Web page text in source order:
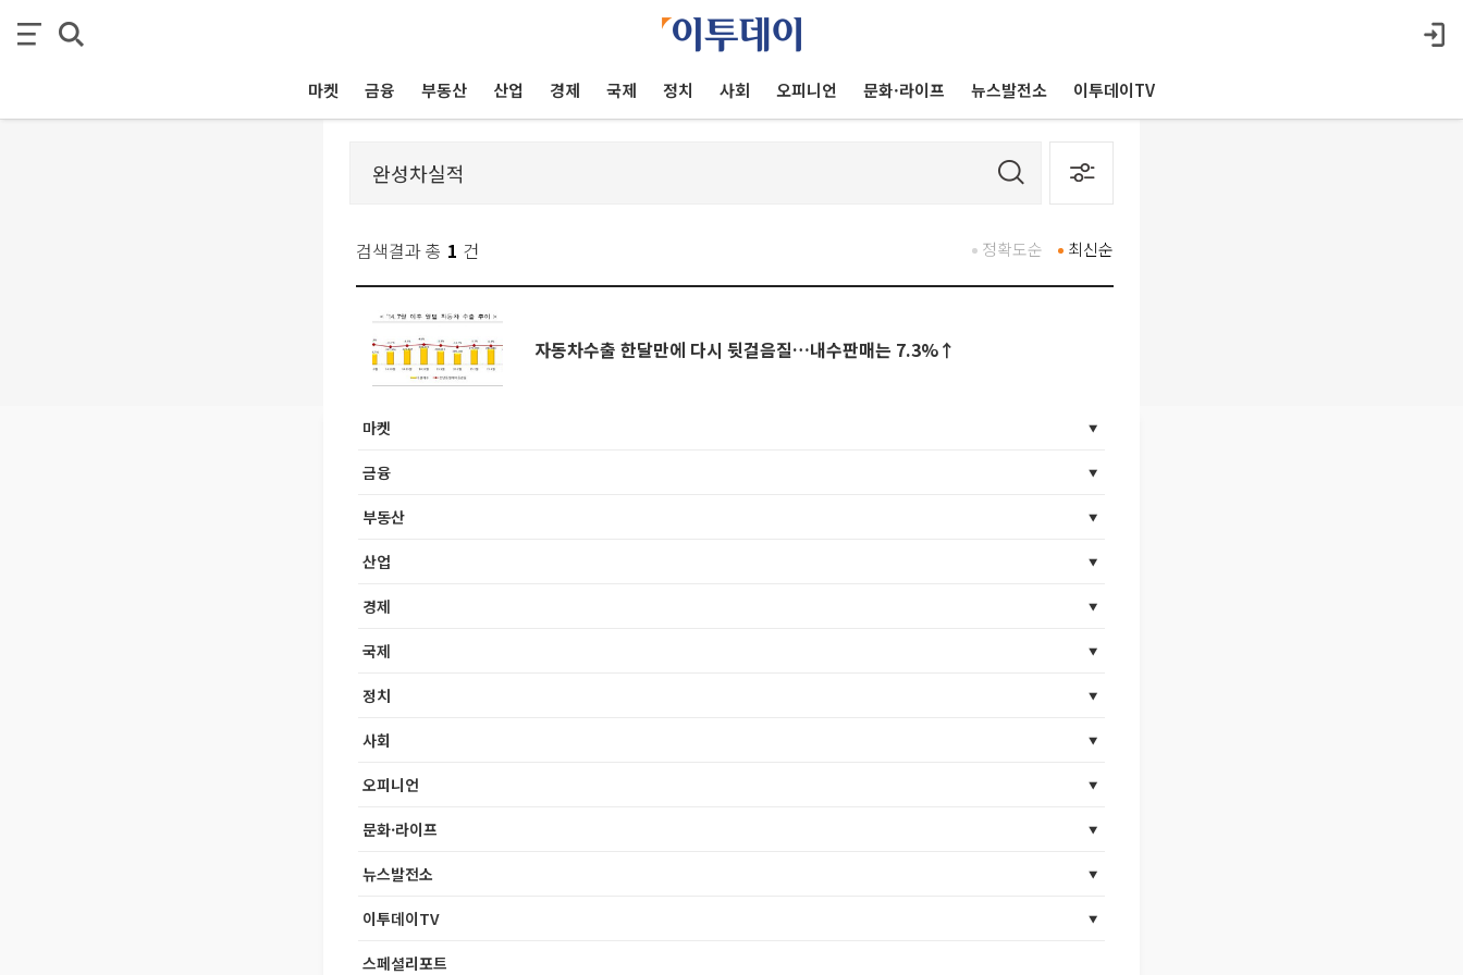
마켓 금융 부동산 산업 경제 국제 정치 사회 오피니언 문화·라이프 뉴스발전소 이투데이TV
검색결과 총 1 건 최신순
정확도순
자동차수출 한달만에 다시 뒷걸음질…내수판매는 7.3%↑
마켓
금융
부동산
산업
경제
국제
정치
사회
오피니언
문화·라이프
뉴스발전소
이투데이TV
스페셜리포트